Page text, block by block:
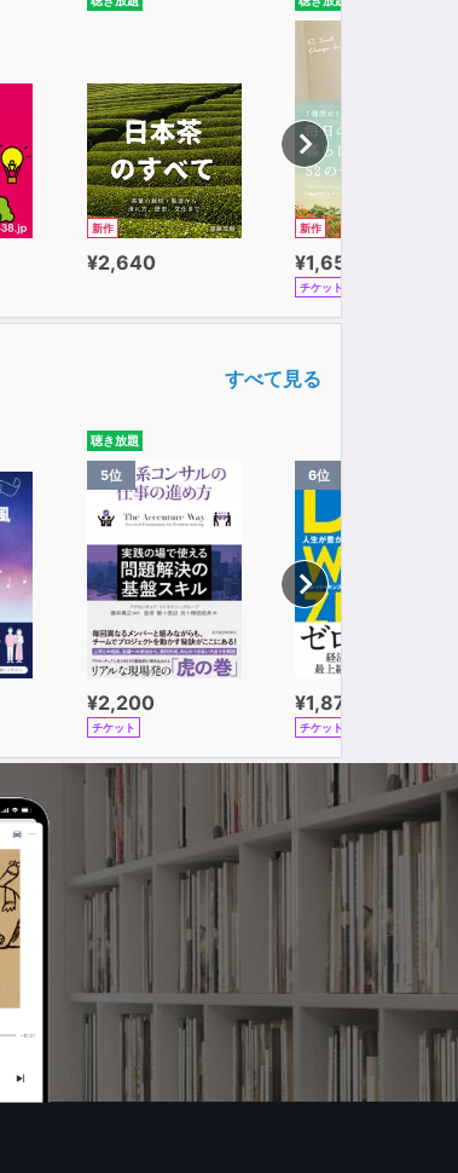
新作
¥2,640
新作
¥1,650
チケット
すべて見る
聴き放題
5位
¥2,200
チケット
6位
¥1,870
チケット